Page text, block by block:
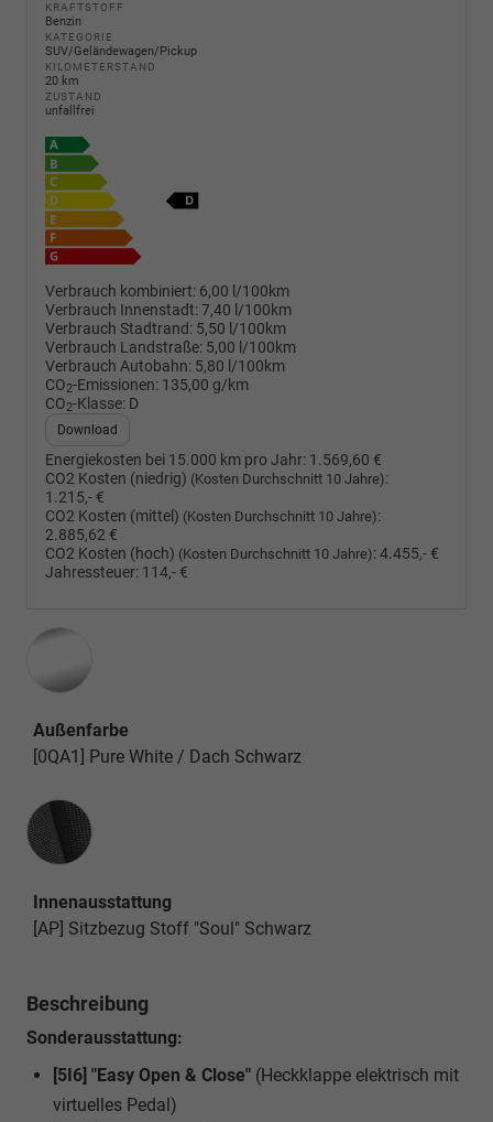
KRAFTSTOFF
Benzin
KATEGORIE
SUV/Geländewagen/Pickup
KILOMETERSTAND
20 km
ZUSTAND
unfallfrei
Verbrauch kombiniert: 6,00 l/100km
Verbrauch Innenstadt:7,40 l/100km
Verbrauch Stadtrand: 5,50 l/100km
Verbrauch Landstraße: 5,00 l/100km
Verbrauch Autobahn: 5,80 l/100km
CO2-Emissionen: 135,00 g/km
CO2-Klasse: D
Download
Energiekosten bei 15.000 km pro Jahr: 1.569,60 €
CO2 Kosten (niedrig) (Kosten Durchschnitt 10 Jahre):
1.215,- €
CO2 Kosten (mittel) (Kosten Durchschnitt 10 Jahre):
2.885,62 €
CO2 Kosten (hoch) (Kosten Durchschnitt 10 Jahre):4.455,- €
Jahressteuer: 114,- €
Außenfarbe
[0QA1] Pure White / Dach Schwarz
Innenausstattung
Innenausstattung
[AP] Sitzbezug Stoff "Soul" Schwarz
Beschreibung
Sonderausstattung:
[5I6] "Easy Open & Close" (Heckklappe elektrisch mit
virtuelles Pedal)